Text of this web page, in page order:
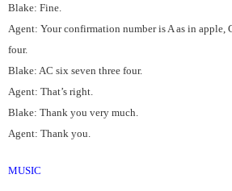
Blake: Fine.
Agent: Your confirmation number is A as in apple,
four.
Blake: AC six seven three four.
Agent: That’s right.
Blake: Thank you very much.
Agent: Thank you.
MUSIC